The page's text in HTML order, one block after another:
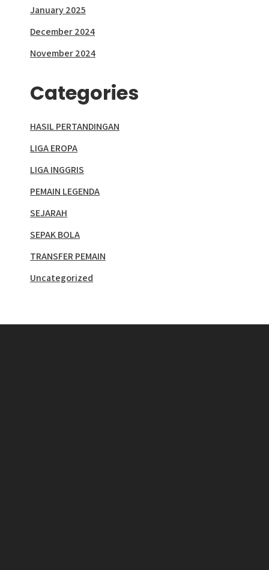
January 2025
December 2024
November 2024
Categories
HASIL PERTANDINGAN
LIGA EROPA
LIGA INGGRIS
PEMAIN LEGENDA
SEJARAH
SEPAK BOLA
TRANSFER PEMAIN
Uncategorized